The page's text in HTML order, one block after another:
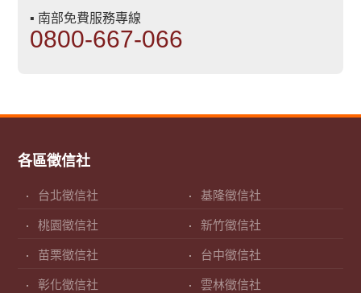
▪ 南部免費服務專線
0800-667-066
各區徵信社
台北徵信社 基隆徵信社
桃園徵信社 新竹徵信社
苗栗徵信社 台中徵信社
彰化徵信社 雲林徵信社